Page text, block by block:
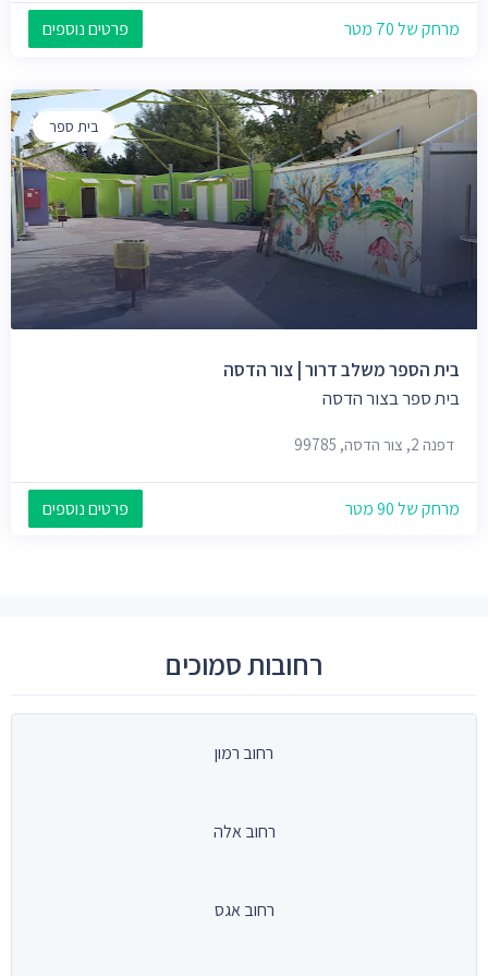
מרחק של 70 מטר פרטים נוספים
בית ספר
בית הספר משלב דרור | צור הדסה
בית ספר בצור הדסה
דפנה 2, צור הדסה, 99785
מרחק של 90 מטר פרטים נוספים
רחובות סמוכים
רחוב רמון
רחוב אלה
רחוב אגס